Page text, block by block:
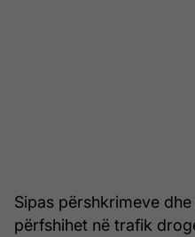
Sipas përshkrimeve
përfshihet në trafik